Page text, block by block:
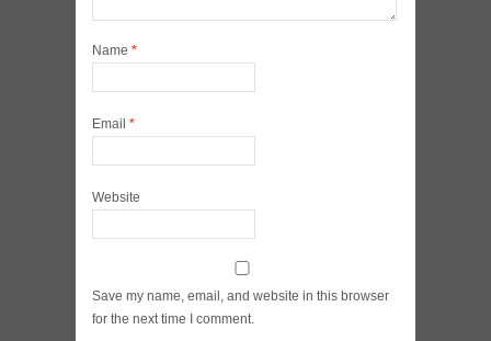
Name *
Email *
Website
Save my name, email, and website in this browser
for the next time I comment.